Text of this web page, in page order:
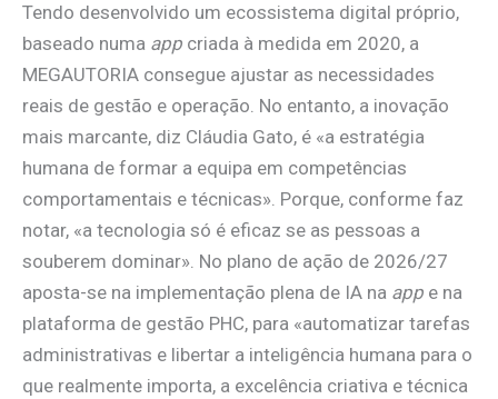
Tendo desenvolvido um ecossistema digital próprio,
baseado numa app criada à medida em 2020, a
MEGAUTORIA consegue ajustar as necessidades
reais de gestão e operação. No entanto, a inovação
mais marcante, diz Cláudia Gato, é «a estratégia
humana de formar a equipa em competências
comportamentais e técnicas». Porque, conforme faz
notar, «a tecnologia só é eficaz se as pessoas a
souberem dominar». No plano de ação de 2026/27
aposta-se na implementação plena de IA na app e na
plataforma de gestão PHC, para «automatizar tarefas
administrativas e libertar a inteligência humana para o
que realmente importa, a excelência criativa e técnica